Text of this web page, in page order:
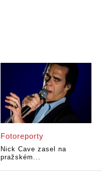
Fotoreporty
Nick Cave zasel na
pražském...